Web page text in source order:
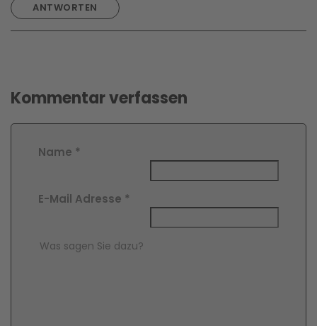
ANTWORTEN
Kommentar verfassen
Name *
E-Mail Adresse *
Comment Text*